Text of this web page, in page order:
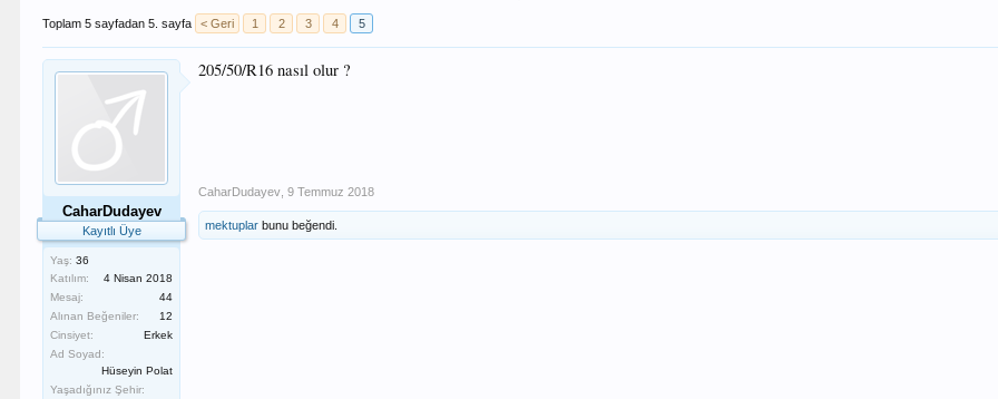
Toplam 5 sayfadan 5. sayfa < Geri 1 2 3 4 5
CaharDudayev
Kayıtlı Üye
Yaş: 36
Katılım:
4 Nisan 2018
Mesaj:
44
Alınan Beğeniler:
12
Cinsiyet:
Erkek
Ad Soyad:
Hüseyin Polat
Yaşadığınız Şehir:
205/50/R16 nasıl olur ?
CaharDudayev 9 Temmuz 2018
mektuplar bunu beğendi.